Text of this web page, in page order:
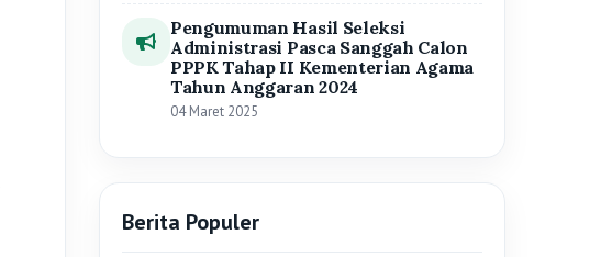
2
KUA Negeri Besar Ajak Pengantin
Bangun Keluarga Berlandaskan
Takwa
8,066 dibaca
Kemenag Buka Penerimaan CPNS
4
Kemenag 2024 Diumumkan, 10.236
Pelamar Formasi Kanwil Kemenag